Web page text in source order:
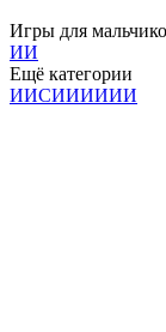
Игры для
ИИ
Ещё категории
ИИСИИИИИИ